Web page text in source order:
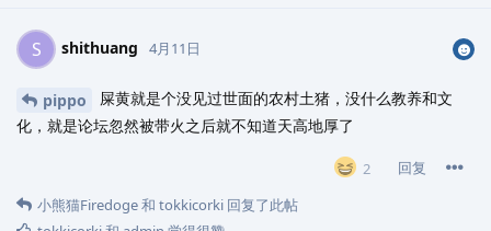
S shithuang 4月11日
pippo
屎黄就是个没见过世面的农村土猪，没什么教养和文
化，就是论坛忽然被带火之后就不知道天高地厚了
2
回复
小熊猫Firedoge和 tokkicorki 回复了此帖